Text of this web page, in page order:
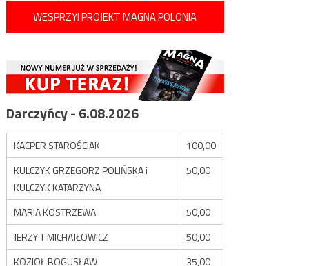
WESPRZYJ PROJEKT MAGNA POLONIA
Darczyńcy - 6.08.2026
KACPER STAROŚCIAK
100,00
KULCZYK GRZEGORZ POLIŃSKA i
KULCZYK KATARZYNA
50,00
MARIA KOSTRZEWA
50,00
JERZY T MICHAJŁOWICZ
50,00
KOZIOŁ BOGUSŁAW
35,00